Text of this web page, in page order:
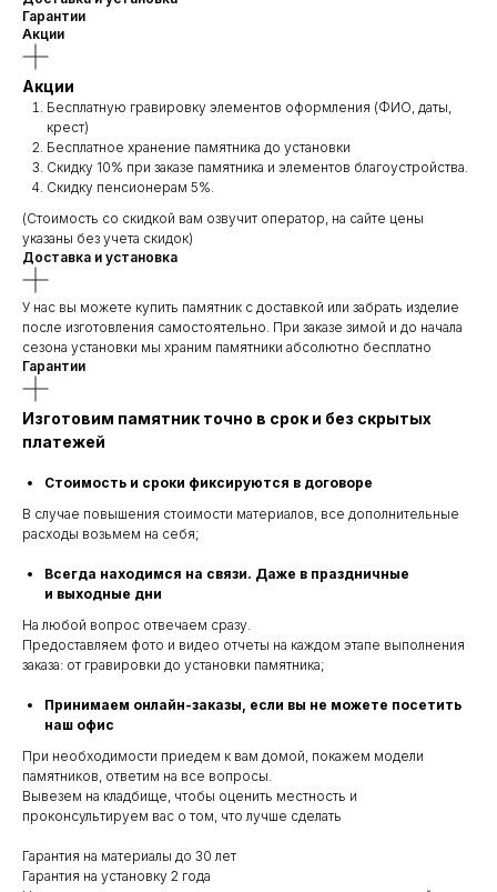
Гарантии
Акции
Акции
Бесплатную гравировку элементов оформления (ФИО, даты,
крест)
Бесплатное хранение памятника до установки
Скидку 10% при заказе памятника и элементов благоустройства.
Скидку пенсионерам 5%.
(Стоимость со скидкой вам озвучит оператор, на сайте цены
указаны без учета скидок)
Доставка и установка
У нас вы можете купить памятник с доставкой или забрать изделие
после изготовления самостоятельно. При заказе зимой и до начала
сезона установки мы храним памятники абсолютно бесплатно
Гарантии
Изготовим памятник точно в срок и без скрытых
платежей
Стоимость и сроки фиксируются в договоре
В случае повышения стоимости материалов, все дополнительные
расходы возьмем на себя;
Всегда находимся на связи. Даже в праздничные
и выходные дни
На любой вопрос отвечаем сразу.
Предоставляем фото и видео отчеты на каждом этапе выполнения
заказа: от гравировки до установки памятника;
Принимаем онлайн-заказы, если вы не можете посетить
наш офис
При необходимости приедем к вам домой, покажем модели
памятников, ответим на все вопросы.
Вывезем на кладбище, чтобы оценить местность и
проконсультируем вас о том, что лучше сделать
Гарантия на материалы до 30 лет
Гарантия на установку 2 года